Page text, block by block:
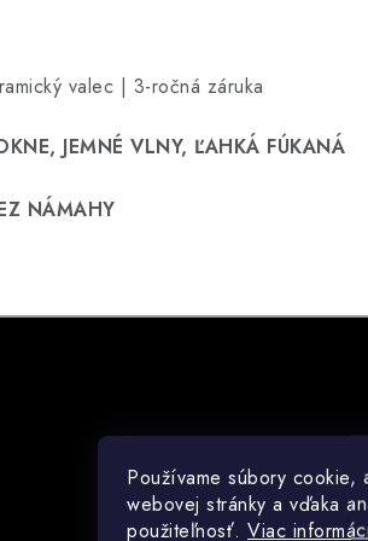
Používame súbory cookie,
webovej stránky a vďaka
použiteľnosť. Viac
valec | 3-ročná záruka
JEMNÉ VLNY, ĽAHKÁ FÚKANÁ
NÁMAHY